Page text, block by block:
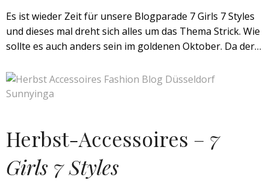
Es ist wieder Zeit für unsere Blogparade 7 Girls 7 Styles
und dieses mal dreht sich alles um das Thema Strick. Wie
sollte es auch anders sein im goldenen Oktober. Da der…
Herbst-Accessoires – 7
Girls 7 Styles